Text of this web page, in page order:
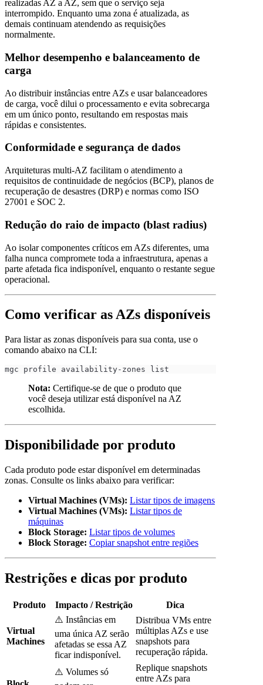
realizadas AZ a AZ, sem que o serviço seja
interrompido. Enquanto uma zona é atualizada, as
demais continuam atendendo as requisições
normalmente.
Melhor desempenho e balanceamento de
carga
Ao distribuir instâncias entre AZs e usar balanceadores
de carga, você dilui o processamento e evita sobrecarga
em um único ponto, resultando em respostas mais
rápidas e consistentes.
Conformidade e segurança de dados
Arquiteturas multi-AZ facilitam o atendimento a
requisitos de continuidade de negócios (BCP), planos de
recuperação de desastres (DRP) e normas como ISO
27001 e SOC 2.
Redução do raio de impacto (blast radius)
Ao isolar componentes críticos em AZs diferentes, uma
falha nunca compromete toda a infraestrutura, apenas a
parte afetada fica indisponível, enquanto o restante segue
operacional.
Como verificar as AZs disponíveis
Para listar as zonas disponíveis para sua conta, use o
comando abaixo na CLI:
mgc profile availability-zones list
Nota: Certifique-se de que o produto que
você deseja utilizar está disponível na AZ
escolhida.
Disponibilidade por produto
Cada produto pode estar disponível em determinadas
zonas. Consulte os links abaixo para verificar:
Virtual Machines (VMs): Listar tipos de imagens
Virtual Machines (VMs): Listar tipos de
máquinas
Block Storage: Listar tipos de volumes
Block Storage: Copiar snapshot entre regiões
Restrições e dicas por produto
Produto Impacto / Restrição Dica
Virtual
Machines
⚠️ Instâncias em
uma única AZ serão
afetadas se essa AZ
ficar indisponível.
Distribua VMs entre
múltiplas AZs e use
snapshots para
recuperação rápida.
⚠️ Volumes só
Replique snapshots
entre AZs para